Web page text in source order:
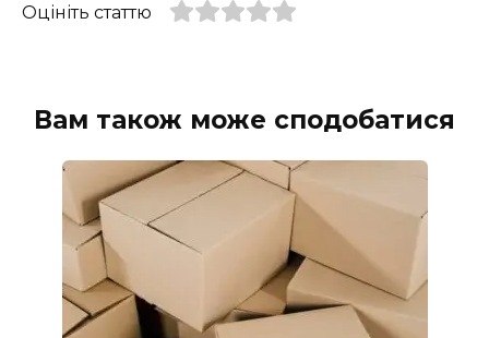
Оцініть статтю
Вам також може сподобатися